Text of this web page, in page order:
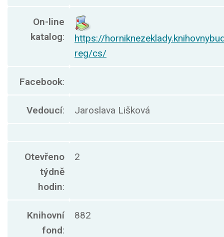
On-line
katalog:
https://
reg/cs/
Facebook:
Vedoucí: Jaroslava Lišková
Otevřeno
týdně
hodin:
2
Knihovní
fond:
882